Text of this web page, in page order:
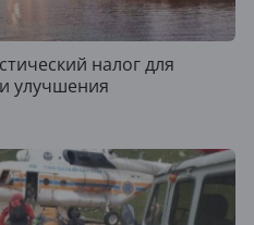
налог для
улучшения